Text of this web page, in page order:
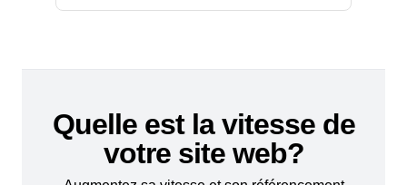
Quelle est la vitesse de
votre site web?